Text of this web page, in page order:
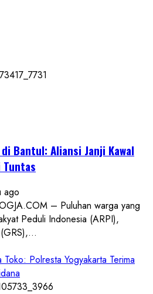
Bantul: Aliansi Janji Kawal
Tuntas
ago
– Puluhan warga yang
Peduli Indonesia (ARPI),
Polresta Yogyakarta Terima